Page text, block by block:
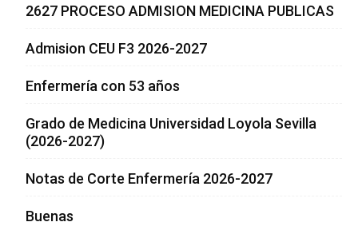
2627 PROCESO ADMISION MEDICINA PUBLICAS
Admision CEU F3 2026-2027
Enfermería con 53 años
Grado de Medicina Universidad Loyola Sevilla
(2026-2027)
Notas de Corte Enfermería 2026-2027
Buenas